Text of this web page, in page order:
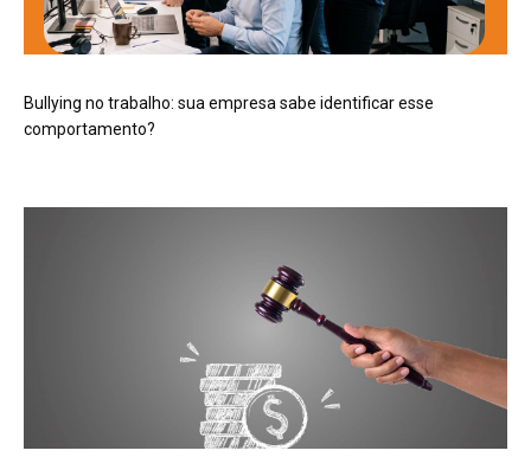
Bullying no trabalho: sua empresa sabe identificar esse
comportamento?